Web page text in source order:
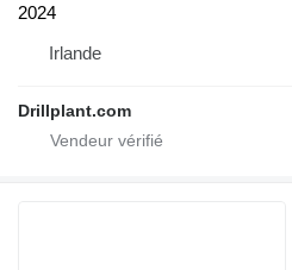
2024
Irlande
Drillplant.com